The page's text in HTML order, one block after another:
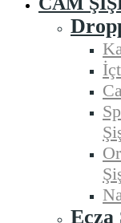
Ecza